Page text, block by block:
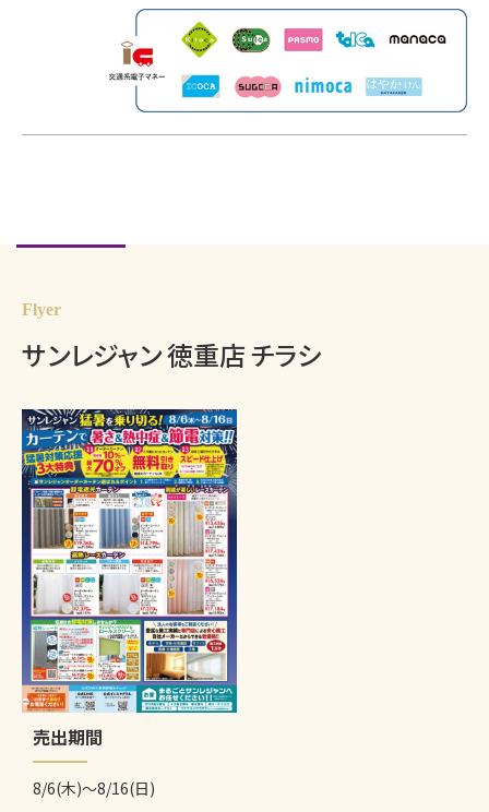
Flyer
サンレジャン 徳重店 チラシ
売出期間
8/6(木)～8/16(日)